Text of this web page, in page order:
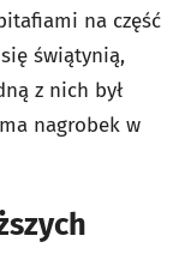
na część
świątynią,
z nich był
nagrobek w